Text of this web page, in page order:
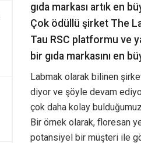
gıda markası artık en
Çok ödüllü şirket The
Tau RSC platformu ve
bir gıda markasını en
Labmak olarak bilinen
diyor ve şöyle devam
çok daha kolay
Bir örnek olarak, floresan
potansiyel bir müşteri ile